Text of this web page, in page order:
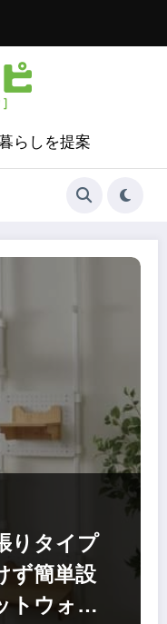
らしを提案
りタイプ
ず簡単設
トウォー